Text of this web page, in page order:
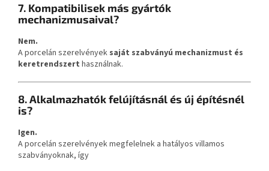
7. Kompatibilisek más gyártók
mechanizmusaival?
Nem.
A porcelán szerelvények saját szabványú mechanizmust és
keretrendszert használnak.
8. Alkalmazhatók felújításnál és új építésnél
is?
Igen.
A porcelán szerelvények megfelelnek a hatályos villamos
szabványoknak, így